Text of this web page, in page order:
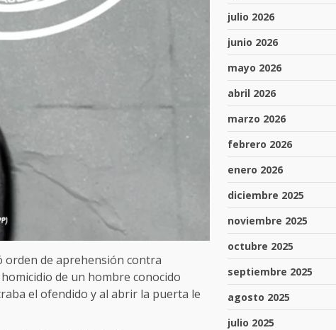
orden de aprehensión contra
de un hombre conocido
el ofendido y al abrir la puerta le
julio 2026
junio 2026
mayo 2026
abril 2026
marzo 2026
febrero 2026
enero 2026
diciembre 2025
noviembre 2025
octubre 2025
septiembre 2025
agosto 2025
julio 2025